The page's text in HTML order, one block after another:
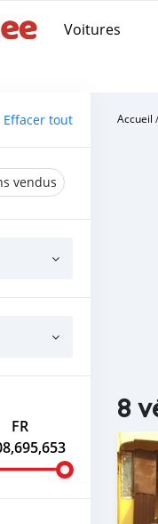
Voitures
Effacer tout
vendus
FR
Accueil
8